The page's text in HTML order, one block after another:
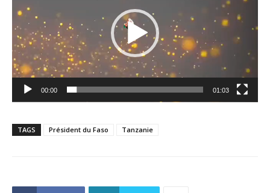
00:00 01:03
TAGS Président du Faso Tanzanie